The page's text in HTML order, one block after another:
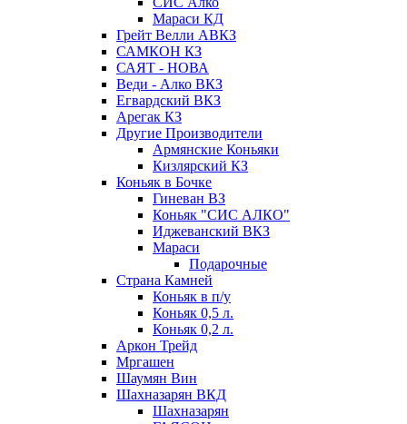
Мараси КД
Грейт Велли АВКЗ
САМКОН КЗ
САЯТ - НОВА
Веди - Алко ВКЗ
Егвардский ВКЗ
Арегак КЗ
Другие Производители
Армянские Коньяки
Кизлярский КЗ
Коньяк в Бочке
Гиневан ВЗ
Коньяк "СИС АЛКО"
Иджеванский ВКЗ
Мараси
Подарочные
Страна Камней
Коньяк в п/у
Коньяк 0,5 л.
Коньяк 0,2 л.
Аркон Трейд
Мргашен
Шаумян Вин
Шахназарян ВКД
Шахназарян